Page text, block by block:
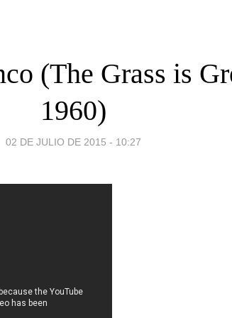
(The Grass is
1960)
02 DE JULIO DE 2015 - 10:27